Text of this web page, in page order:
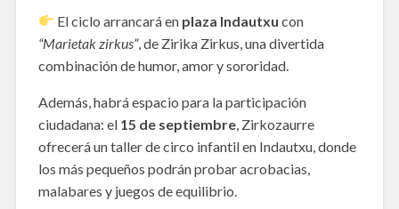
El ciclo arrancará en plaza Indautxu con
“Marietak zirkus”, de Zirika Zirkus, una divertida
combinación de humor, amor y sororidad.
Además, habrá espacio para la participación
ciudadana: el 15 de septiembre, Zirkozaurre
ofrecerá un taller de circo infantil en Indautxu, donde
los más pequeños podrán probar acrobacias,
malabares y juegos de equilibrio.